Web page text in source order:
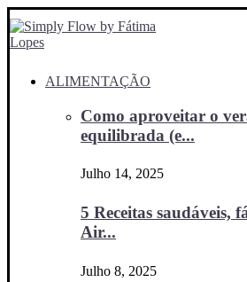
ALIMENTAÇÃO
Como aproveitar o
equilibrada (e...
Julho 14, 2025
5 Receitas saudáveis,
Air...
Julho 8, 2025